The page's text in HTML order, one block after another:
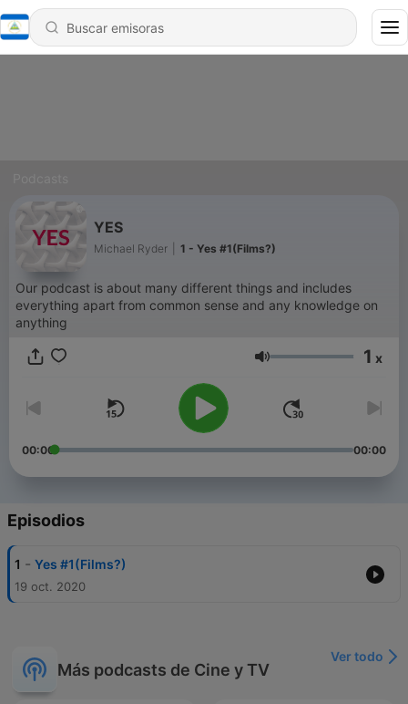
YES
Michael Ryder 1 - Yes #1(Films?)
Our podcast is about many different things and includes
everything apart from common sense and any knowledge on
anything
Volumen 1 x
00:00 00:00
Episodios
1 - Yes #1(Films?)
19 oct. 2020
Más podcasts de Cine y TV
Ver todo